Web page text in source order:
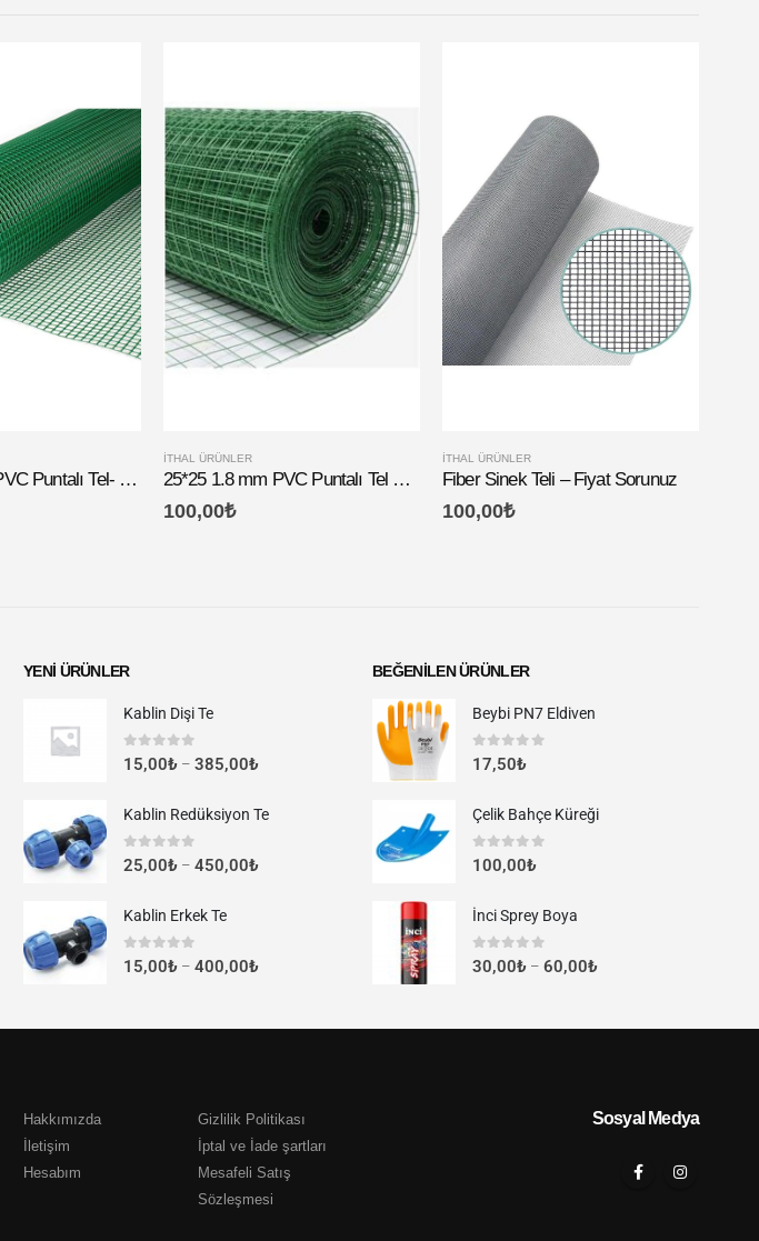
12*12 1.3 mm PVC Puntalı Tel- Fiyat Sorunuz
İTHAL ÜRÜNLER
25*25 1.8 mm PVC Puntalı Tel – Fiyat Sorunuz
100,00₺
İTHAL ÜRÜNLER
Fiber Sinek Teli – Fiyat Sorunuz
100,00₺
YENI ÜRÜNLER
Kablin Dişi Te
0 out of 5
15,00₺ – 385,00₺
Kablin Redüksiyon Te
0out of 5
25,00₺ – 450,00₺
Kablin Erkek Te
0 out of 5
15,00₺ – 400,00₺
BEĞENILEN ÜRÜNLER
Beybi PN7 Eldiven
0 out of 5
17,50₺
Çelik Bahçe Küreği
0 out of 5
100,00₺
İnci Sprey Boya
0out of 5
30,00₺ –60,00₺
Hakkımızda
İletişim
Hesabım
Gizlilik Politikası
İptal ve İade şartları
Mesafeli Satış
Sözleşmesi
Sosyal Medya